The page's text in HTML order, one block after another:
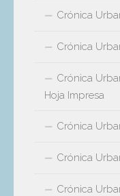
Crónica
Crónica
Crónica
Hoja Impresa
Crónica
Crónica
Crónica